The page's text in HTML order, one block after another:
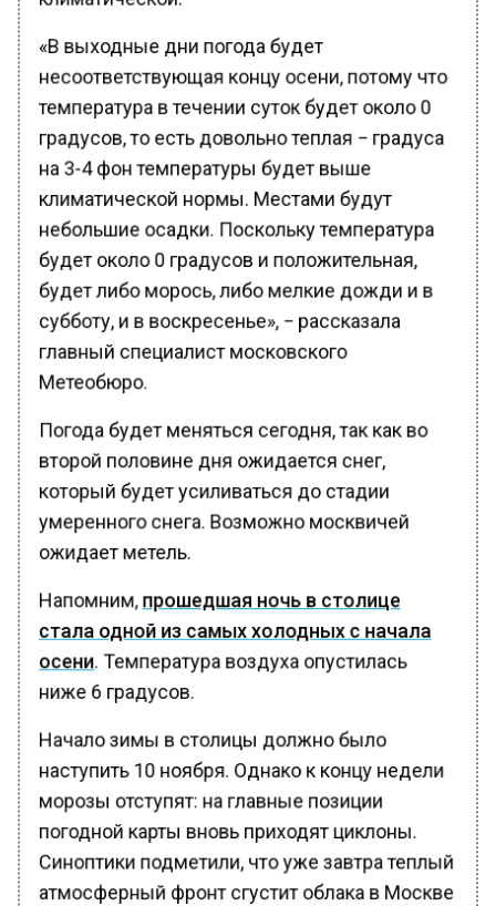
«В выходные дни погода будет
несоответствующая концу осени, потому что
температура в течении суток будет около 0
градусов, то есть довольно теплая − градуса
на 3-4 фон температуры будет выше
климатической нормы. Местами будут
небольшие осадки. Поскольку температура
будет около 0 градусов и положительная,
будет либо морось, либо мелкие дожди и в
субботу, и в воскресенье», − рассказала
главный специалист московского
Метеобюро.
Погода будет меняться сегодня, так как во
второй половине дня ожидается снег,
который будет усиливаться до стадии
умеренного снега. Возможно москвичей
ожидает метель.
Напомним,прошедшая ночь в столице
стала одной из самых холодных с начала
осени. Температура воздуха опустилась
ниже 6 градусов.
Начало зимы в столицы должно было
наступить 10 ноября. Однако к концу недели
морозы отступят: на главные позиции
погодной карты вновь приходят циклоны.
Синоптики подметили, что уже завтра теплый
атмосферный фронт сгустит облака в Москве